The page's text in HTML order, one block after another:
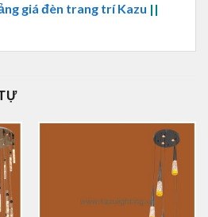
giá đèn trang trí Kazu ||